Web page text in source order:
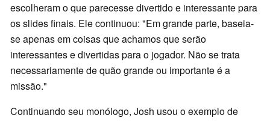
escolheram o que parecesse divertido e interessante para
os slides finais. Ele continuou: "Em grande parte, baseia-
se apenas em coisas que achamos que serão
interessantes e divertidas para o jogador. Não se trata
necessariamente de quão grande ou importante é a
missão."
Continuando seu monólogo, Josh usou o exemplo de